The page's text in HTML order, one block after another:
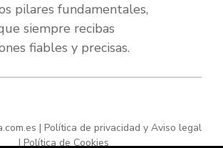
pilares fundamentales,
siempre recibas
fiables y precisas.
| Política de privacidad y Aviso legal
|Política de Cookies